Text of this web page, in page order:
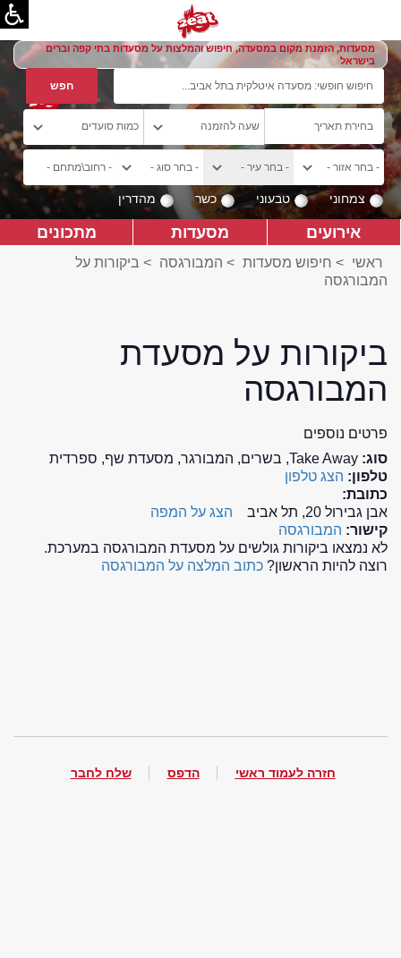
מסעדות, הזמנת מקום במסעדה, חיפוש והמלצות על מסעדות בתי קפה וברים
בישראל
צמחוני טבעוני כשר מהדרין
אירועים מסעדות מתכונים
ראשי > חיפוש מסעדות > המבורגסה > ביקורות על
המבורגסה
ביקורות על מסעדת
המבורגסה
פרטים נוספים
סוג: Take Away, בשרים, המבורגר, מסעדת שף, ספרדית
טלפון: הצג טלפון
כתובת:
אבן גבירול 20, תל אביב
הצג על המפה
קישור: המבורגסה
לא נמצאו ביקורות גולשים על מסעדת המבורגסה במערכת.
רוצה להיות הראשון? כתוב המלצה על המבורגסה
חזרה לעמוד ראשי הדפס שלח לחבר